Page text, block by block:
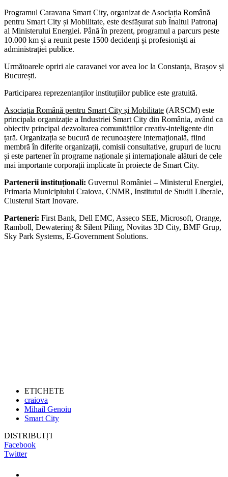
Programul Caravana Smart City, organizat de Asociația Română
pentru Smart City și Mobilitate, este desfășurat sub Înaltul Patronaj
al Ministerului Energiei. Până în prezent, programul a parcurs peste
10.000 km și a reunit peste 1500 decidenți și profesioniști ai
administrației publice.
Următoarele opriri ale caravanei vor avea loc la Constanța, Brașov și
București.
Participarea reprezentanților instituțiilor publice este gratuită.
Asociația Română pentru Smart City și Mobilitate (ARSCM) este
principala organizație a Industriei Smart City din România, având ca
obiectiv principal dezvoltarea comunităților creativ-inteligente din
țară. Organizația se bucură de recunoaștere internațională, fiind
membră în diferite organizații, comisii consultative, grupuri de lucru
și este partener în programe naționale și internaționale alături de cele
mai importante corporații implicate în proiecte de Smart City.
Partenerii instituționali: Guvernul României – Ministerul Energiei,
Primaria Municipiului Craiova, CNMR, Institutul de Studii Liberale,
Clusterul Start Inovare.
Parteneri: First Bank, Dell EMC, Asseco SEE, Microsoft, Orange,
Ramboll, Dewatering & Silent Piling, Novitas 3D City, BMF Grup,
Sky Park Systems, E-Government Solutions.
ETICHETE
craiova
Mihail Genoiu
Smart City
DISTRIBUIȚI
Facebook
Twitter